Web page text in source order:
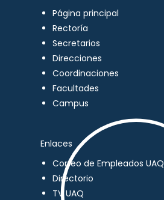
Página principal
Rectoría
Secretarios
Direcciones
Coordinaciones
Facultades
Campus
Enlaces
Correo de Empleados UAQ
Directorio
TV UAQ